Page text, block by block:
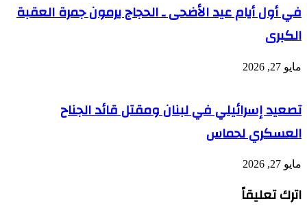
في أول أيام عيد الأضحى ـ الحجاج يرمون جمرة العقبة
الكبرى
مايو 27, 2026
تصعيد إسرائيلي في لبنان ومقتل قائد الجناح
العسكري لحماس
مايو 27, 2026
اترك تعليقاً